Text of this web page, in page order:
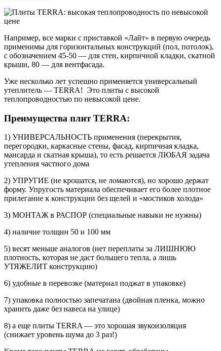
Например, все марки с приставкой «Лайт» в первую очередь
применимы для горизонтальных конструкций (пол, потолок),
с обозначением 45-50 — для стен, кирпичной кладки, скатной
крыши, 80 — для вентфасада.
Уже несколько лет успешно применяется универсальный
утеплитель — TERRA! Это плиты с высокой
теплопроводностью по невысокой цене.
Преимущества плит TERRA:
1) УНИВЕРСАЛЬНОСТЬ применения (перекрытия,
перегородки, каркасные стены, фасад, кирпичная кладка,
мансарда и скатная крыша), то есть решается ЛЮБАЯ задача
утепления частного дома
2) УПРУГИЕ (не крошатся, не ломаются), но хорошо держат
форму. Упругость материала обеспечивает его более плотное
прилегание к конструкции без щелей и «мостиков холода»
3) МОНТАЖ в РАСПОР (специальные навыки не нужны)
4) наличие толщин 50 и 100 мм
5) весят меньше аналогов (нет переплаты за ЛИШНЮЮ
плотность, которая не даст большего тепла, а лишь
УТЯЖЕЛИТ конструкцию)
6) удобные в перевозке (материал поджат в упаковке)
7) упаковка полностью запечатана (двойная пленка, можно
хранить даже без навеса на улице)
8) а еще плиты ТЕRRA — это хорошая звукоизоляция
(снижает уровень шума до 3 раз!)